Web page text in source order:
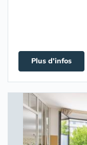
Plus d'infos